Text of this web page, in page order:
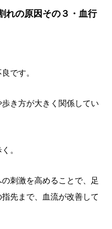
れの原因その３・血行
です。
き方が大きく関係してい
。
刺激を高めることで、足
先まで、血流が改善して